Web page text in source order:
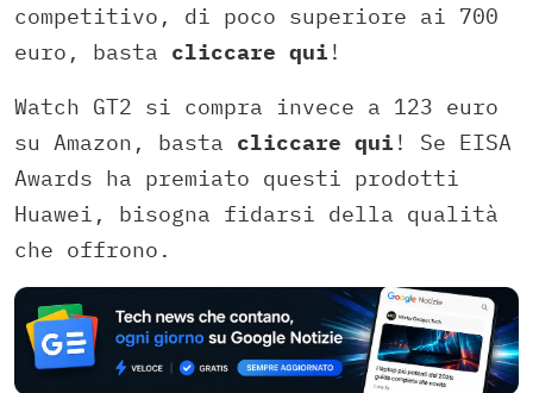
competitivo, di poco superiore ai 700
euro, basta cliccare qui !
Watch GT2 si compra invece a 123 euro
su Amazon, basta cliccare qui ! Se EISA
Awards ha premiato questi prodotti
Huawei, bisogna fidarsi della qualità
che offrono.